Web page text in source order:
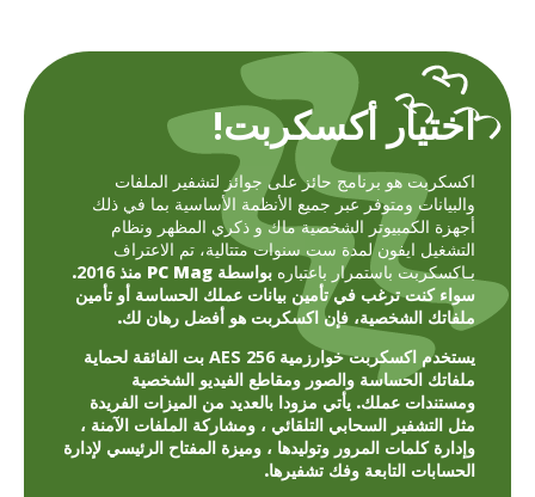
اختيار أكسكربت!
اكسكربت هو برنامج حائز على جوائز لتشفير الملفات
والبيانات ومتوفر عبر جميع الأنظمة الأساسية بما في ذلك
أجهزة الكمبيوتر الشخصية ماك و ذكري المظهر ونظام
التشغيل ايفون لمدة ست سنوات متتالية، تم الاعتراف
بـاكسكربت باستمرار باعتباره بواسطة PC Mag منذ 2016
.
سواء كنت ترغب في تأمين بيانات عملك الحساسة أو تأمين
ملفاتك الشخصية، فإن اكسكربت هو أفضل رهان لك.
يستخدم اكسكربت خوارزميةAES 256 بت
الفائقة لحماية
ملفاتك الحساسة والصور ومقاطع الفيديو الشخصية
ومستندات عملك. يأتي مزودا بالعديد من الميزات الفريدة
مثل التشفير السحابي التلقائي ، ومشاركة الملفات الآمنة ،
وإدارة كلمات المرور وتوليدها ، وميزة المفتاح الرئيسي لإدارة
الحسابات التابعة وفك تشفيرها.